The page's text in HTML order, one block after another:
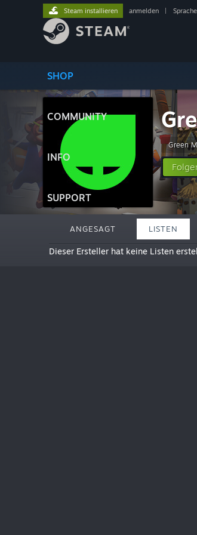
SHOP
COMMUNITY
INFO
SUPPORT
Steam installieren anmelden Sprache
Green
ANGESAGT LISTEN
Dieser Ersteller hat keine Listen